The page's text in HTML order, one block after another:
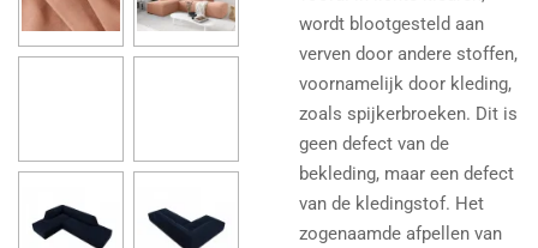
wordt blootgesteld aan
verven door andere stoffen,
voornamelijk door kleding,
zoals spijkerbroeken. Dit is
geen defect van de
bekleding, maar een defect
van de kledingstof. Het
zogenaamde afpellen van